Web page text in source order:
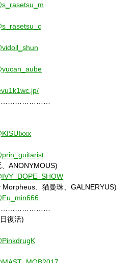
ANONYMOUS)
Morpheus、猫曼珠、GALNERYUS)
復活)